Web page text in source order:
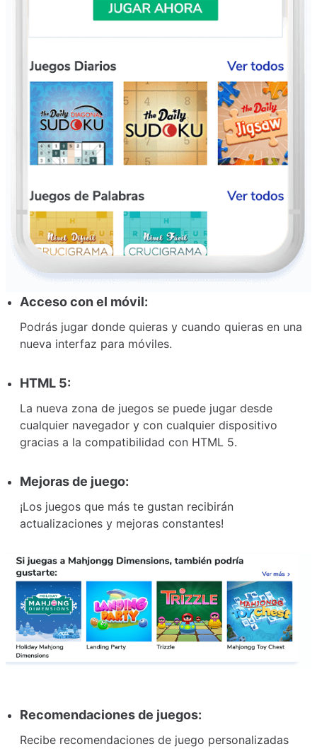
Acceso con el móvil:
Podrás jugar donde quieras y cuando quieras en una
nueva interfaz para móviles.
HTML 5:
La nueva zona de juegos se puede jugar desde
cualquier navegador y con cualquier dispositivo
gracias a la compatibilidad con HTML 5.
Mejoras de juego:
¡Los juegos que más te gustan recibirán
actualizaciones y mejoras constantes!
Recomendaciones de juegos:
Recibe recomendaciones de juego personalizadas